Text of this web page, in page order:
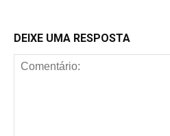
DEIXE UMA RESPOSTA